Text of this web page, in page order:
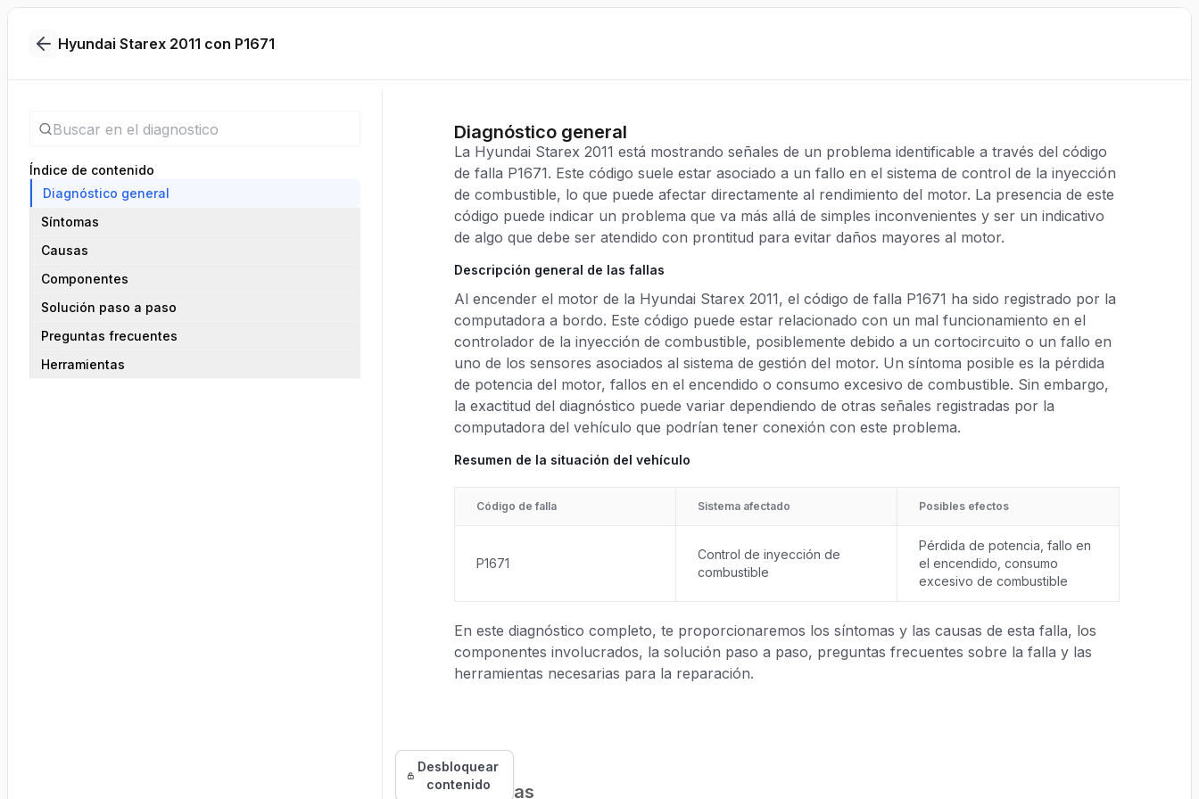
Hyundai Starex 2011 con P1671
Índice de contenido
Diagnóstico general
Síntomas
Causas
Componentes
Solución paso a paso
Preguntas frecuentes
Herramientas
Diagnóstico general
La Hyundai Starex 2011 está mostrando señales de un problema identificable a través del código
de falla P1671. Este código suele estar asociado a un fallo en el sistema de control de la inyección
de combustible, lo que puede afectar directamente al rendimiento del motor. La presencia de este
código puede indicar un problema que va más allá de simples inconvenientes y ser un indicativo
de algo que debe ser atendido con prontitud para evitar daños mayores al motor.
Descripción general de las fallas
Al encender el motor de la Hyundai Starex 2011, el código de falla P1671 ha sido registrado por la
computadora a bordo. Este código puede estar relacionado con un mal funcionamiento en el
controlador de la inyección de combustible, posiblemente debido a un cortocircuito o un fallo en
uno de los sensores asociados al sistema de gestión del motor. Un síntoma posible es la pérdida
de potencia del motor, fallos en el encendido o consumo excesivo de combustible. Sin embargo,
la exactitud del diagnóstico puede variar dependiendo de otras señales registradas por la
computadora del vehículo que podrían tener conexión con este problema.
Resumen de la situación del vehículo
Código de falla Sistema afectado Posibles efectos
P1671
Control de inyección de
combustible
Pérdida de potencia, fallo en
el encendido, consumo
excesivo de combustible
En este diagnóstico completo, te proporcionaremos los síntomas y las causas de esta falla, los
componentes involucrados, la solución paso a paso, preguntas frecuentes sobre la falla y las
herramientas necesarias para la reparación.
Síntomas
Desbloquear
contenido